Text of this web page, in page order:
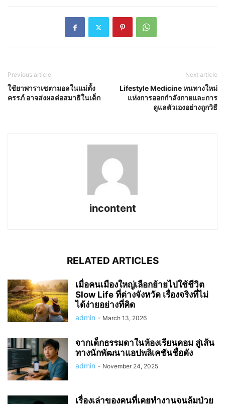
Previous article
ใช้ยาพาราเซตามอลในแม่ตั้ง
ครรภ์ อาจส่งผลต่อสมาธิในเด็ก
Next article
Lifestyle Medicine หนทางใหม่
แห่งการออกกำลังกายและการ
ดูแลตัวเองอย่างถูกวิธี
incontent
RELATED ARTICLES
เมื่อคนเมืองใหญ่เลือกย้ายไปใช้ชีวิต
Slow Life ที่ต่างจังหวัด เรื่องจริงที่ไม่
ได้ง่ายอย่างที่คิด
admin - March 13, 2026
จากเด็กธรรมดาในห้องเรียนคอม สู่เส้น
ทางนักพัฒนาแอปพลิเคชันชื่อดัง
admin - November 24, 2025
เรื่องเล่าของคนที่เคยทำงานจนล้มป่วย